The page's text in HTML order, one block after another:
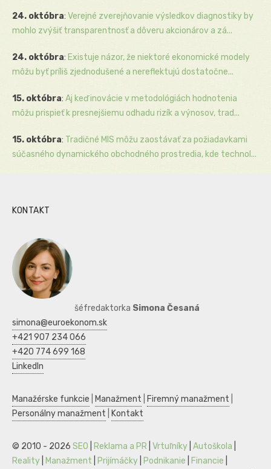
24. októbra: Verejné zverejňovanie výsledkov diagnostiky by
mohlo zvýšiť transparentnosť a dôveru akcionárov a zá...
24. októbra: Existuje názor, že niektoré ekonomické modely
môžu byť príliš zjednodušené a nereflektujú dostatočne...
15. októbra: Aj keď inovácie v metodológiách hodnotenia
môžu prispieť k presnejšiemu odhadu rizík a výnosov, trad...
15. októbra: Tradičné MIS môžu zaostávať za požiadavkami
súčasného dynamického obchodného prostredia, kde technol...
KONTAKT
šéfredaktorka Simona Česaná
simona@euroekonom.sk
+421 907 234 066
+420 774 699 168
LinkedIn
Manažérske funkcie Manažment Firemný manažment
Personálny manažment
Kontakt
© 2010 - 2026 SEO Reklama a PR Vrtuľníky Autoškola
Reality
Manažment Prijímáčky Podnikanie Financie